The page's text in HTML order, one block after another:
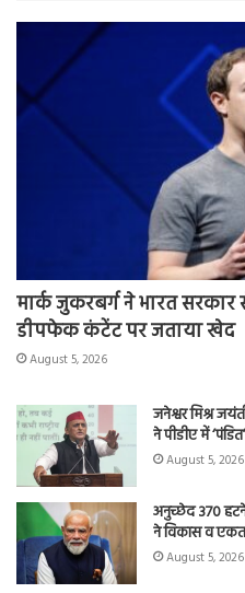
मार्क जुकरबर्ग ने भारत
डीपफेक कंटेंट पर जताया खेद
August 5, 2026
जनेश्वर मिश्र
ने पीडीए में
August 5, 2026
अनुच्छेद 370
ने विकास व
August 5, 2026